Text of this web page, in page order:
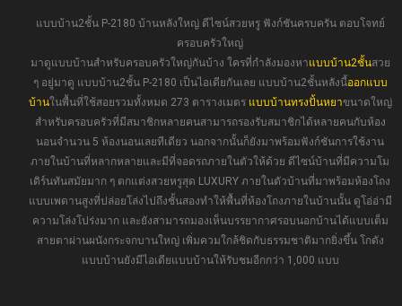
แบบบ้าน2ชั้น P-2180 บ้านหลังใหญ่ ดีไซน์สวยหรู ฟังก์ชันครบครัน ตอบโจทย์
ครอบครัวใหญ่
มาดูแบบบ้านสำหรับครอบครัวใหญ่กันบ้าง ใครที่กำลังมองหาแบบบ้าน2ชั้นสวย
ๆ อยู่มาดู แบบบ้าน2ชั้น P-2180 เป็นไอเดียกันเลย แบบบ้าน2ชั้นหลังนี้ออกแบบ
บ้านในพื้นที่ใช้สอยรวมทั้งหมด 273 ตารางเมตร แบบบ้านทรงปั้นหยาขนาดใหญ่
สำหรับครอบครัวที่มีสมาชิกหลายคนสามารถรองรับสมาชิกได้หลายคนกับห้อง
นอนจำนวน 5 ห้องนอนเลยทีเดียว นอกจากนั้นก็ยังมาพร้อมฟังก์ชันการใช้งาน
ภายในบ้านที่หลากหลายและมีที่จอดรถภายในตัวให้ด้วย ดีไซน์บ้านที่มีความโม
เดิร์นทันสมัยมาก ๆ ตกแต่งสวยหรูสุด LUXURY ภายในตัวบ้านที่มาพร้อมห้องโถง
แบบเพดานสูงที่ปล่อยโล่งไปถึงชั้นสองทำให้พื้นที่ห้องโถงภายในบ้านนั้น ดูโอ่อ่ามี
ความโล่งโปร่งมาก และยังสามารถมองเห็นบรรยากาศรอบนอกบ้านได้แบบเต็ม
สายตาผ่านผนังกระจกบานใหญ่ เพิ่มควมใกล้ชิดกับธรรมชาติมากยิ่งขึ้น โกดัง
แบบบ้านยังมีไอเดียแบบบ้านให้รับชมอีกกว่า 1,000 แบบ